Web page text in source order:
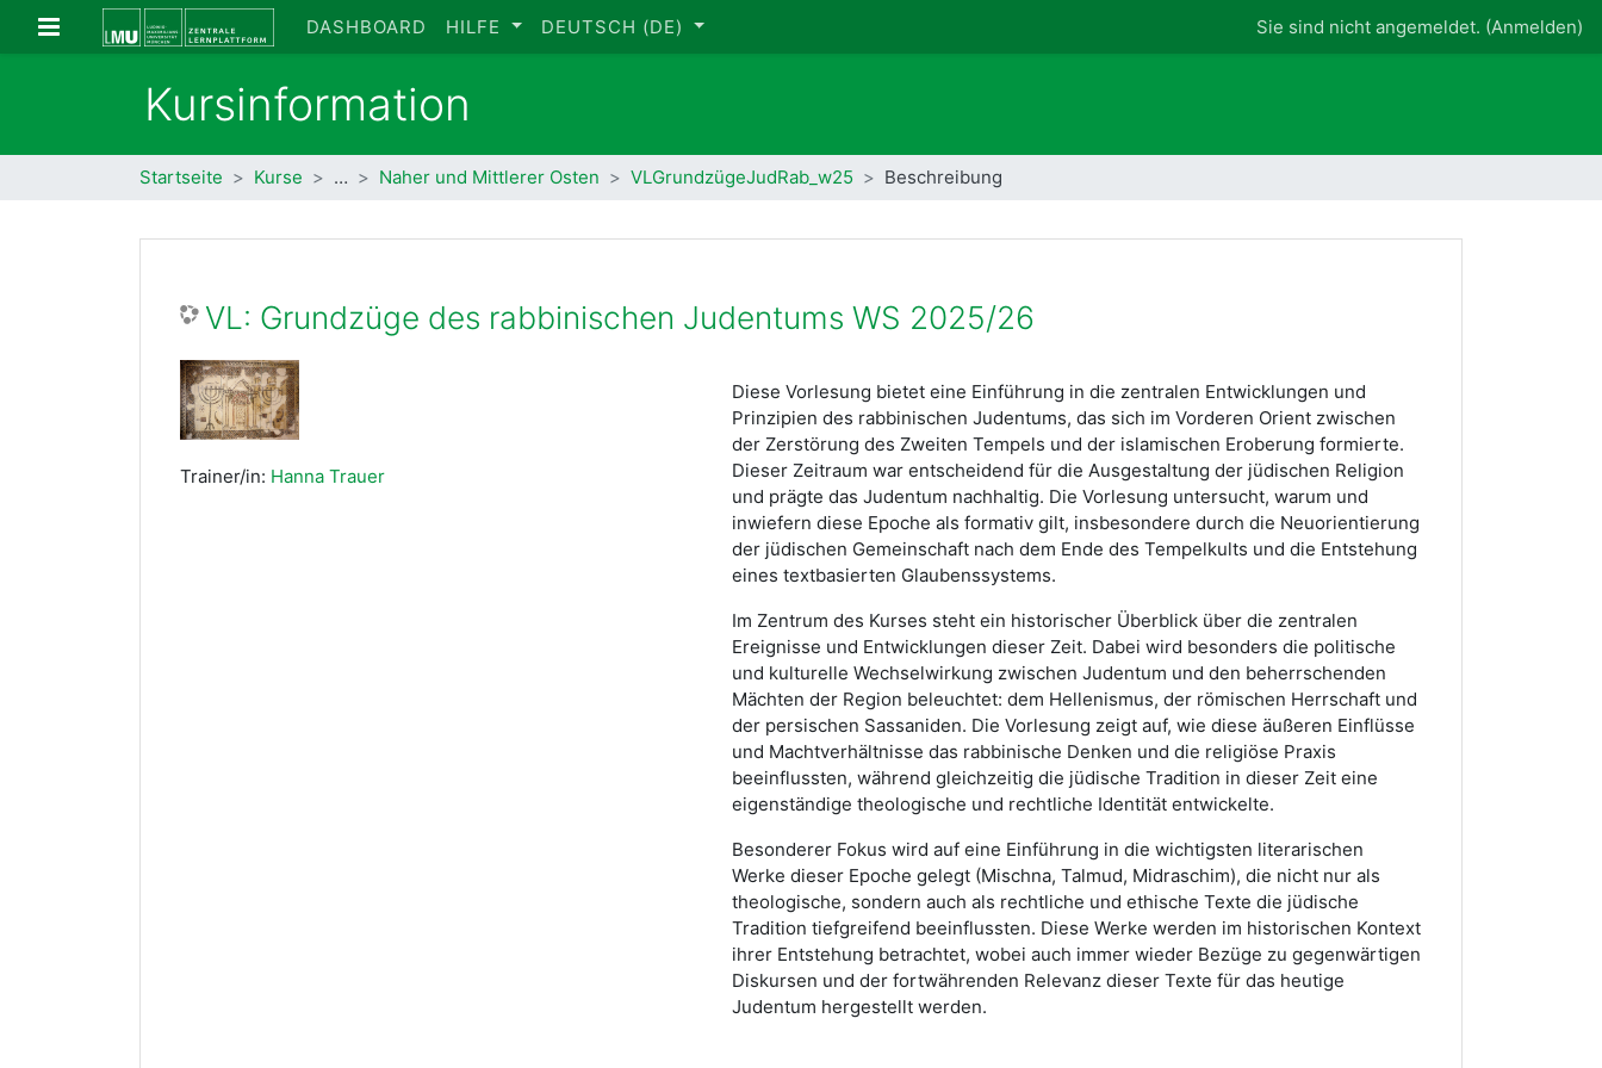
Zum Hauptinhalt
Website-Übersicht DASHBOARD HILFE DEUTSCH ‎(DE)‎ Sie sind nicht angemeldet. (Anmelden)
Kursinformation
Startseite Kurse … Naher und Mittlerer Osten VLGrundzügeJudRab_w25 Beschreibung
VL: Grundzüge des rabbinischen Judentums WS 2025/26
Diese Vorlesung bietet eine Einführung in die zentralen Entwicklungen und
Prinzipien des rabbinischen Judentums, das sich im Vorderen Orient zwischen
der Zerstörung des Zweiten Tempels und der islamischen Eroberung formierte.
Dieser Zeitraum war entscheidend für die Ausgestaltung der jüdischen Religion
und prägte das Judentum nachhaltig. Die Vorlesung untersucht, warum und
inwiefern diese Epoche als formativ gilt, insbesondere durch die Neuorientierung
der jüdischen Gemeinschaft nach dem Ende des Tempelkults und die Entstehung
eines textbasierten Glaubenssystems.
Im Zentrum des Kurses steht ein historischer Überblick über die zentralen
Ereignisse und Entwicklungen dieser Zeit. Dabei wird besonders die politische
und kulturelle Wechselwirkung zwischen Judentum und den beherrschenden
Mächten der Region beleuchtet: dem Hellenismus, der römischen Herrschaft und
der persischen Sassaniden. Die Vorlesung zeigt auf, wie diese äußeren Einflüsse
und Machtverhältnisse das rabbinische Denken und die religiöse Praxis
beeinflussten, während gleichzeitig die jüdische Tradition in dieser Zeit eine
eigenständige theologische und rechtliche Identität entwickelte.
Besonderer Fokus wird auf eine Einführung in die wichtigsten literarischen
Werke dieser Epoche gelegt (Mischna, Talmud, Midraschim), die nicht nur als
theologische, sondern auch als rechtliche und ethische Texte die jüdische
Tradition tiefgreifend beeinflussten. Diese Werke werden im historischen Kontext
ihrer Entstehung betrachtet, wobei auch immer wieder Bezüge zu gegenwärtigen
Diskursen und der fortwährenden Relevanz dieser Texte für das heutige
Judentum hergestellt werden.
Trainer/in: Hanna Trauer